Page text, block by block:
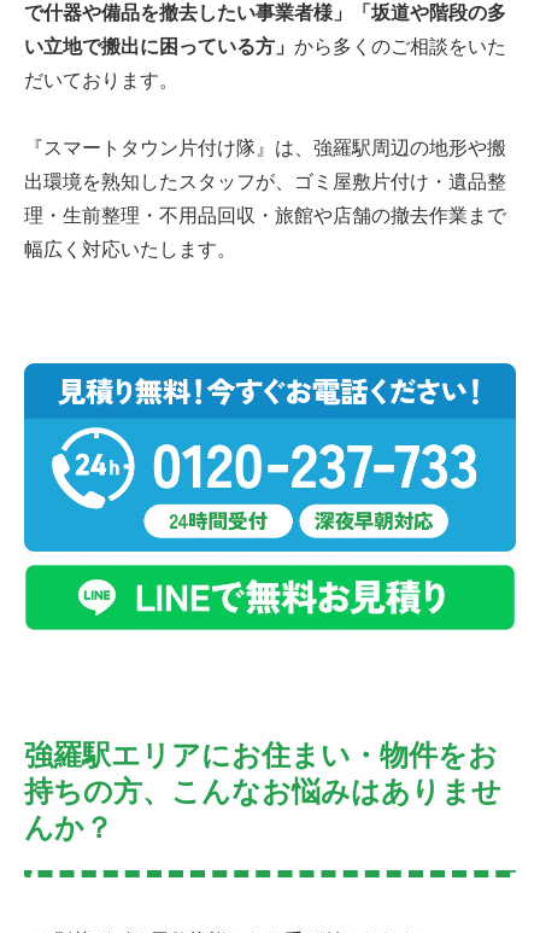
で什器や備品を撤去したい事業者様」「坂道や階段の多
い立地で搬出に困っている方」 から多くのご相談をいた
だいております。
『スマートタウン片付け隊』は、強羅駅周辺の地形や搬
出環境を熟知したスタッフが、ゴミ屋敷片付け・遺品整
理・生前整理・不用品回収・旅館や店舗の撤去作業まで
幅広く対応いたします。
強羅駅エリアにお住まい・物件をお
持ちの方、こんなお悩みはありませ
んか？